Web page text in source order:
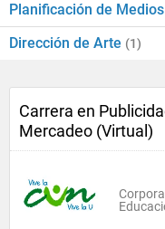
Planificación de Medios
Dirección de Arte (1)
Carrera en
Mercadeo (Virtual)